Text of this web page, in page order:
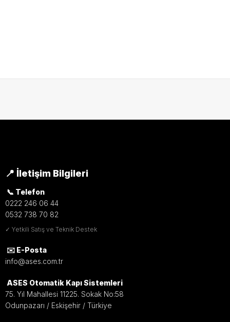
📍 İletişim Bilgileri
📞 Telefon
0222 246 06 44
0532 738 70 82
✓ Yetkili Satış ve Teknik Destek
✉️ E-Posta
info@ases.com.tr
ASES Otomatik Kapı Sistemleri
75. Yıl Mahallesi 11225. Sokak No:58
Odunpazarı / Eskişehir / Türkiye